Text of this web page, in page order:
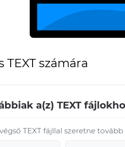
számára
a(z) TEXT
TEXT fájllal szeretne